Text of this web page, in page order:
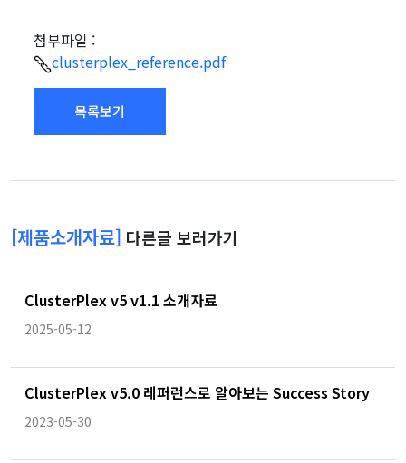
첨부파일 :
clusterplex_reference.pdf
목록보기
[제품소개자료] 다른글 보러가기
ClusterPlex v5 v1.1 소개자료
2025-05-12
ClusterPlex v5.0 레퍼런스로 알아보는 Success Story
2023-05-30